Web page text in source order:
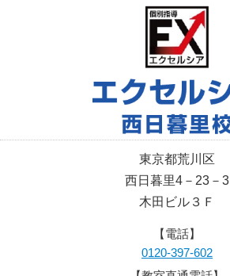
東京都荒川区
西日暮里4－23－3
木田ビル３Ｆ
【電話】
0120-397-602